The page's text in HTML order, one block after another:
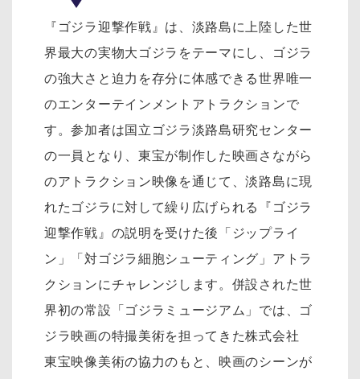
『ゴジラ迎撃作戦』は、淡路島に上陸した世
界最大の実物大ゴジラをテーマにし、ゴジラ
の強大さと迫力を存分に体感できる世界唯一
のエンターテインメントアトラクションで
す。参加者は国立ゴジラ淡路島研究センター
の一員となり、東宝が制作した映画さながら
のアトラクション映像を通じて、淡路島に現
れたゴジラに対して繰り広げられる『ゴジラ
迎撃作戦』の説明を受けた後「ジップライ
ン」「対ゴジラ細胞シューティング」アトラ
クションにチャレンジします。併設された世
界初の常設「ゴジラミュージアム」では、ゴ
ジラ映画の特撮美術を担ってきた株式会社
東宝映像美術の協力のもと、映画のシーンが